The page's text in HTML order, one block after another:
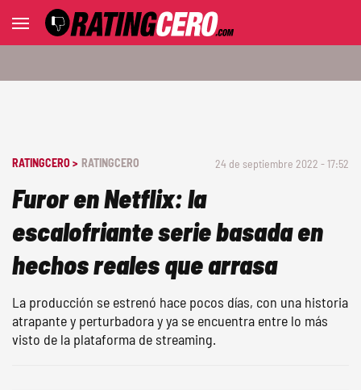
RATINGCERO > RATINGCERO 24 de septiembre 2022 - 17:52
Furor en Netflix: la
escalofriante serie basada en
hechos reales que arrasa
La producción se estrenó hace pocos días, con una historia
atrapante y perturbadora y ya se encuentra entre lo más
visto de la plataforma de streaming.